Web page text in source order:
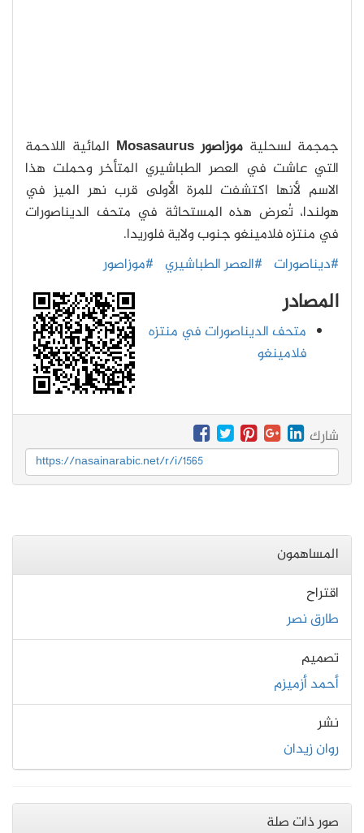
جمجمة لسحلية موزاصور Mosasaurus
المائية اللاحمة
التي عاشت في العصر الطباشيري المتأخر وحملت هذا
الاسم لأنها اكتشفت للمرة الأولى قرب نهر الميز في
هولندا، تُعرض هذه المستحاثة في متحف الديناصورات
في منتزه فلامينغو جنوب ولاية فلوريدا.
#ديناصورات #العصر الطباشيري #موزاصور
المصادر
متحف الديناصورات في منتزه
فلامينغو
شارك
https://nasainarabic.net/r/i/1565
المساهمون
اقتراح
طارق نصر
تصميم
أحمد أزميزم
نشر
روان زيدان
صور ذات صلة